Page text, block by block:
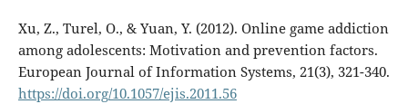
Xu, Z., Turel, O., & Yuan, Y. (2012). Online game addiction
among adolescents: Motivation and prevention factors.
European Journal of Information Systems, 21(3), 321-340.
https://doi.org/10.1057/ejis.2011.56